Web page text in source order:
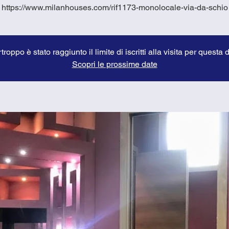
https://www.milanhouses.com/rif1173-monolocale-via-da-schio
è stato raggiunto il limite di iscritti alla visita per questa
Scopri le prossime date